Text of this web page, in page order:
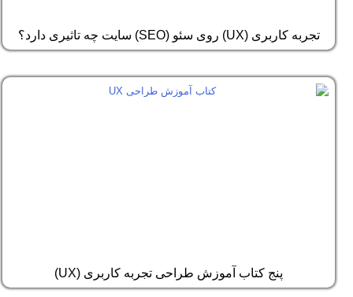
تجربه کاربری (UX) روی سئو (SEO) سایت چه تاثیری دارد؟
پنج کتاب آموزش طراحی تجربه کاربری (UX)